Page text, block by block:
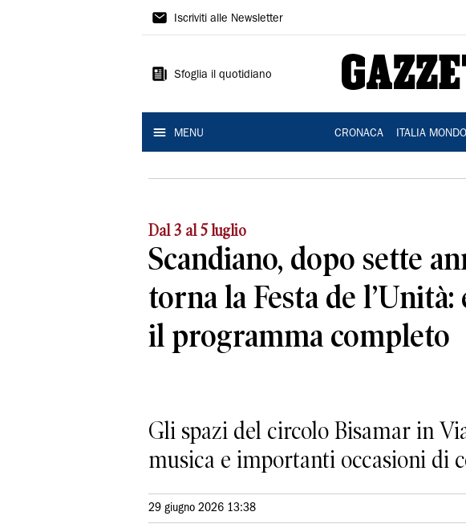
Gazzetta
Reggio
Iscriviti alle Newsletter
Sfoglia il quotidiano
MENU CRONACA ITALIA MONDO
Dal 3 al 5 luglio
Scandiano, dopo sette
torna la Festa de l’Unità:
il programma completo
Gli spazi del circolo Bisamar in
musica e importanti occasioni di
29 giugno 2026 13:38